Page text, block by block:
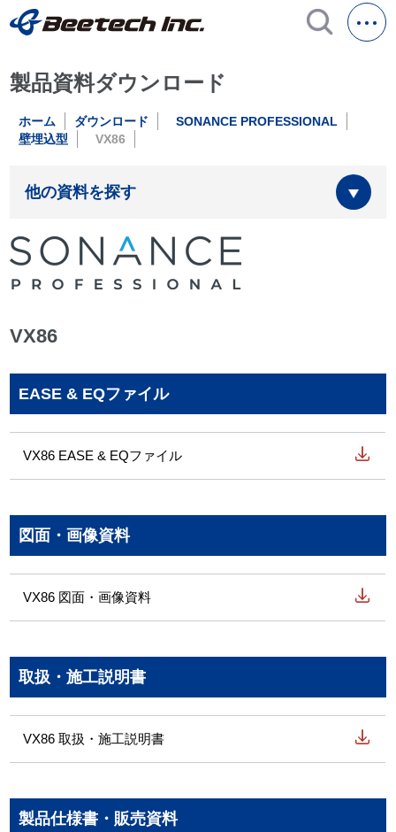
製品資料ダウンロード
ホーム ダウンロード
SONANCE PROFESSIONAL
壁埋込型
VX86
他の資料を探す
VX86
EASE & EQファイル
VX86 EASE & EQファイル
図面・画像資料
VX86 図面・画像資料
取扱・施工説明書
VX86 取扱・施工説明書
製品仕様書・販売資料